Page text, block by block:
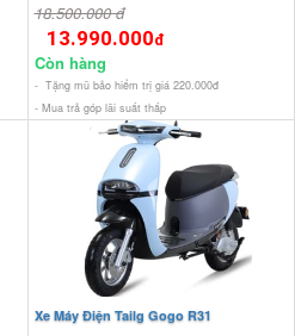
18.500.000 đ
13.990.000đ
Còn hàng
- Tặng mũ bảo hiểm trị giá 220.000đ
- Mua trả góp lãi suất thấp
Xe Máy Điện Tailg Gogo R31